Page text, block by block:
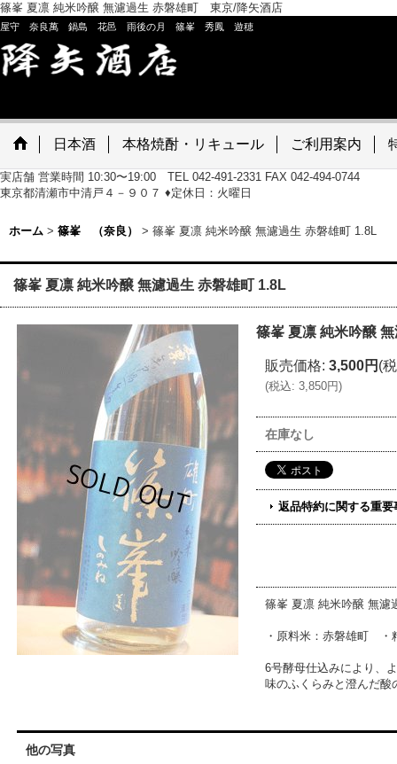
篠峯 夏凛 純米吟醸 無濾過生 赤磐雄町 東京/降矢酒店
屋守 奈良萬 鍋島 花邑 雨後の月 篠峯 秀鳳 遊穂
日本酒 本格焼酎・リキュール ご利用案内
実店舗 営業時間 10:30〜19:00 TEL 042-491-2331 FAX 042-494-0744
東京都清瀬市中清戸４－９０７ ♦定休日：火曜日
ホーム > 篠峯 （奈良） > 篠峯 夏凛 純米吟醸 無濾過生 赤磐雄町 1.8L
篠峯 夏凛 純米吟醸 無濾過生 赤磐雄町 1.8L
篠峯 夏凛 純米吟醸
販売価格: 3,500円 (
(税込: 3,850円)
在庫なし
返品特約に関する重要
篠峯 夏凛 純米吟醸 無濾
・原料米：赤磐雄町
6号酵母仕込みにより、
味のふくらみと澄んだ酸
他の写真